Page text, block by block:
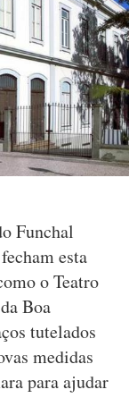
Funchal
esta
o Teatro
Boa
tutelados
medidas
para ajudar